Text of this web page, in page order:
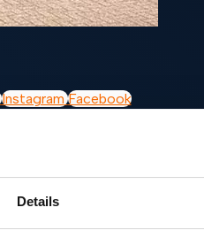
Details
Instagram Facebook